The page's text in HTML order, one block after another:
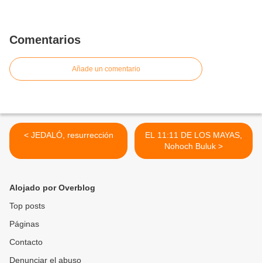
Comentarios
Añade un comentario
< JEDALÓ, resurrección
EL 11:11 DE LOS MAYAS,
Nohoch Buluk >
Alojado por Overblog
Top posts
Páginas
Contacto
Denunciar el abuso